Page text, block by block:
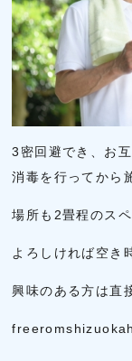
3密回避でき、お互
消毒を行ってから
場所も2畳程のス
よろしければ空き
興味のある方は直